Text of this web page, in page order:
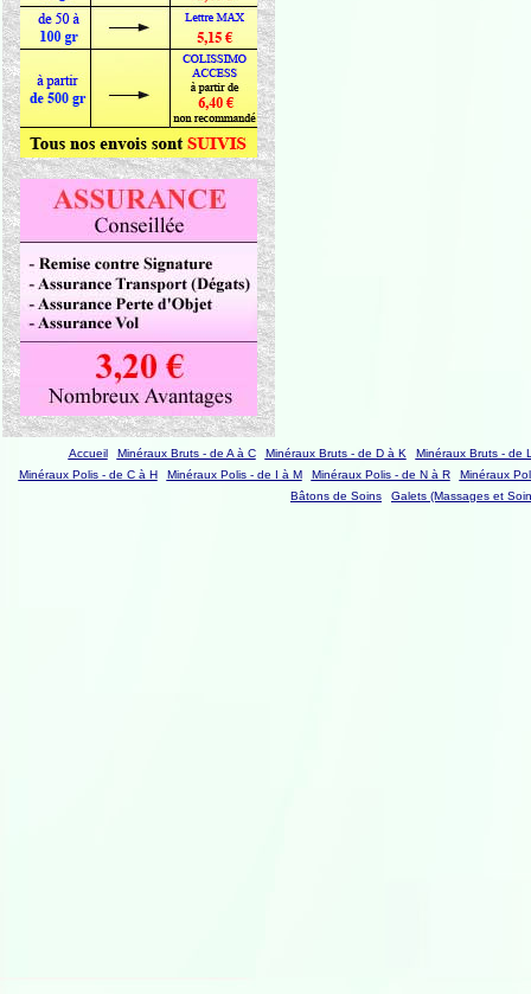
Accueil Minéraux Bruts - de A à C Minéraux Bruts - de D à K
Minéraux Bruts - de
Minéraux Polis - de C à H
Minéraux Polis - de I à M Minéraux Polis - de N à R
Minéraux
Bâtons de Soins
Galets (Massages et